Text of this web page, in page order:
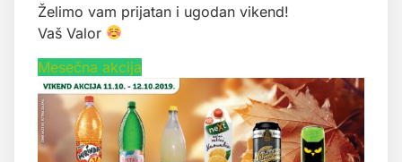
Želimo vam prijatan i ugodan vikend!
Vaš Valor
Mesečna akcija